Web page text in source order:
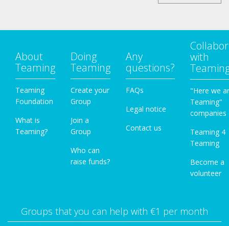
About
Teaming
Teaming
Foundation
What is
Teaming?
Doing
Teaming
Create your
Group
Join a
Group
Who can
raise funds?
Any
questions?
FAQs
Legal notice
Contact us
with
"Here we
Teaming"
companies
Teaming 4
Teaming
Become a
volunteer
Groups that you can help with €1 per month